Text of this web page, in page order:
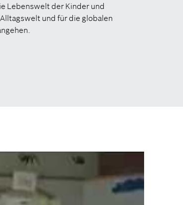
Lebenswelt der Kinder und
und für die globalen